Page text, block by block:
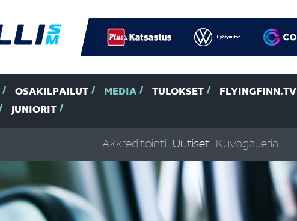
OSAKILPAILUT MEDIA TULOKSET FLYINGFINN.TV
JUNIORIT
Akkreditointi Uutiset Kuvagalleria